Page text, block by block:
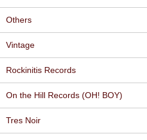
Others
Vintage
Rockinitis Records
On the Hill Records (OH! BOY)
Tres Noir